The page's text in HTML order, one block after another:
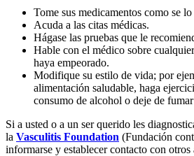
Tome sus medicamentos como se
Acuda a las citas médicas.
Hágase las pruebas que le
Hable con el médico sobre
haya empeorado.
Modifique su estilo de vida; por
alimentación saludable, haga
consumo de alcohol o deje de
Si a usted o a un ser querido les
la Vasculitis Foundation (Fundación
informarse y establecer contacto con otros